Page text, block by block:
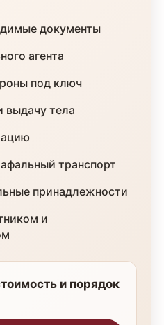
документы
агента
под ключ
выдачу тела
транспорт
принадлежности
и
и порядок